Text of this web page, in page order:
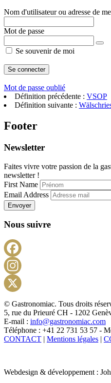
Nom d'utilisateur ou adresse de
Mot de passe
Se souvenir de moi
Mot de passe oublié
Définition précédente : VSOP
Définition suivante :
Footer
Newsletter
Faites vivre votre passion de la
newsletter !
First Name
Email Address
Envoyer
Nous suivre
© Gastronomiac. Tous droits
5, rue du Prieuré CH - 1202
E-mail : info@gastronomiac.com
Téléphone : +41 22 731 53 57 -
CONTACT | Mentions légales |
Webdesign & développement :